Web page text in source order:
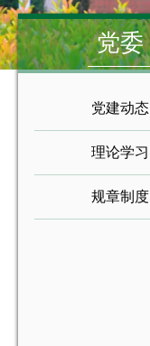
党委
党建动态
理论学习
规章制度